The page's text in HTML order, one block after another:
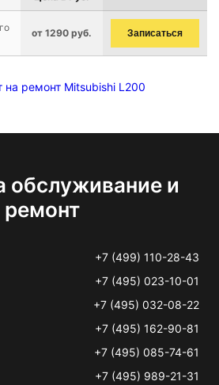
от 1290 руб. Записаться
на ремонт Mitsubishi L200
обслуживание и
ремонт
+7 (499) 110-28-43
+7 (495) 023-10-01
+7 (495) 032-08-22
+7 (495) 162-90-81
+7 (495) 085-74-61
+7 (495) 989-21-31